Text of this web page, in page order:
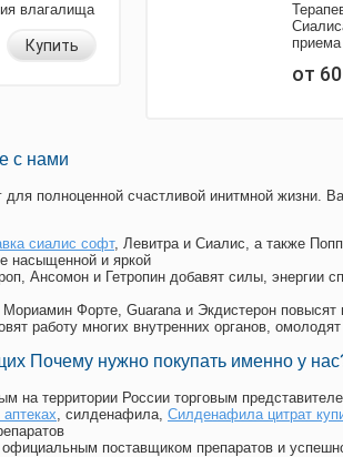
влагалища
Купить
приема
от
с нами
полноценной счастливой инитмной жизни.
сиалис софт, Левитра и Сиалис, а также
насыщенной и яркой
Ансомон и Гетропин добавят силы, энергии
Форте, Guarana и Экдистерон повысят
работу многих внутренних органов,
Почему нужно покупать именно у
на территории России торговым
, силденафила, Силденафила цитрат
официальным поставщиком препаратов и